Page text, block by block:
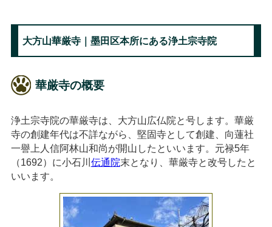
大方山華厳寺｜墨田区本所にある浄土宗寺院
華厳寺の概要
浄土宗寺院の華厳寺は、大方山広仏院と号します。華厳
寺の創建年代は不詳ながら、堅固寺として創建、向蓮社
一譽上人信阿林山和尚が開山したといいます。元禄5年
（1692）に小石川 伝通院末となり、華厳寺と改号したと
いいます。